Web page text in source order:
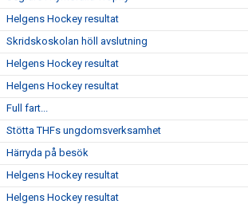
Helgens Hockey resultat
Skridskoskolan höll avslutning
Helgens Hockey resultat
Helgens Hockey resultat
Full fart...
Stötta THFs ungdomsverksamhet
Härryda på besök
Helgens Hockey resultat
Helgens Hockey resultat